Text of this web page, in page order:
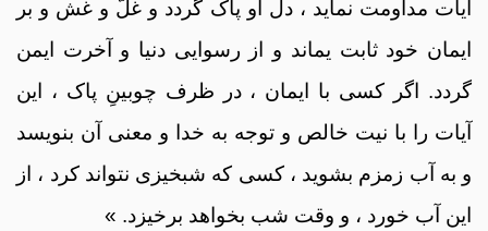
آیات مداومت نماید ، دل او پاک گردد و غلّ و غش و بر
ایمان خود ثابت یماند و از رسوایی دنیا و آخرت ایمن
گردد. اگر کسی با ایمان ، در ظرف چوبینِ پاک ، این
آیات را با نیت خالص و توجه به خدا و معنی آن بنویسد
و به آب زمزم بشوید ، کسی که شبخیزی نتواند کرد ، از
این آب خورد ، و وقت شب بخواهد برخیزد. »